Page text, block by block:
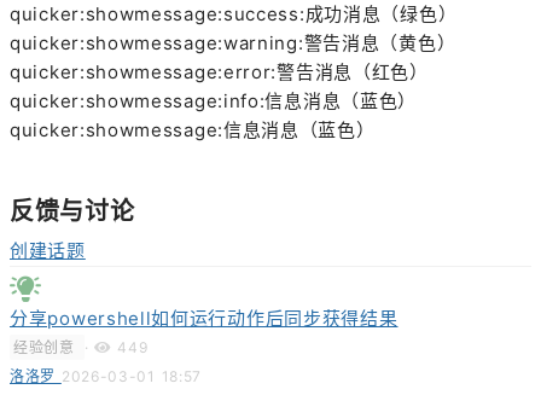
quicker:showmessage:success:成功消息（绿色）
quicker:showmessage:warning:警告消息（黄色）
quicker:showmessage:error:警告消息（红色）
quicker:showmessage:info:信息消息（蓝色）
quicker:showmessage:信息消息（蓝色）
反馈与讨论
创建话题
分享powershell如何运行动作后同步获得结果
经验创意 ·
449
洛洛罗 2026-03-01 18:57